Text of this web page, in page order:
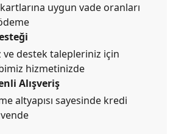
uygun vade oranları
ve destek talepleriniz için
hizmetinizde
Alışveriş
altyapısı sayesinde kredi